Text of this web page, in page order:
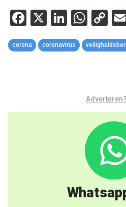
Facebook
X LinkedIn
corona coronavirus